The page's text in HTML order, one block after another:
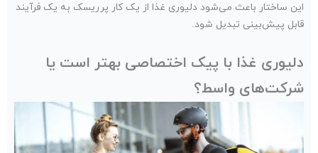
این ساختار باعث می‌شود دلیوری غذا از یک کار پرریسک به یک فرآیند
قابل پیش‌بینی تبدیل شود.
دلیوری غذا با پیک اختصاصی بهتر است یا
شرکت‌های واسط؟